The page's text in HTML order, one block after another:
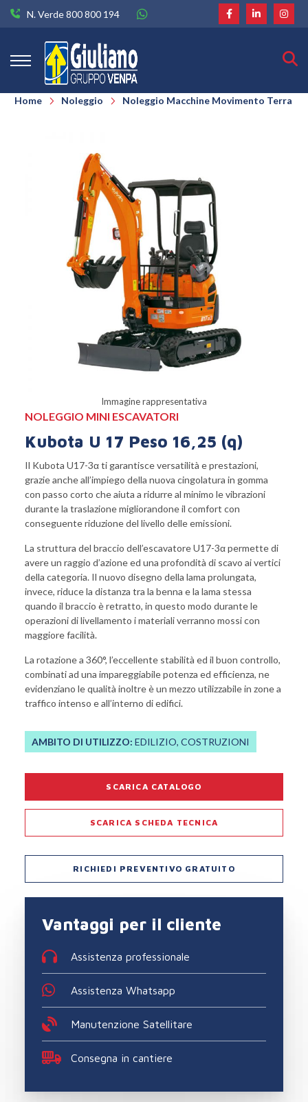
N. Verde 800 800 194
Home Noleggio Noleggio Macchine Movimento Terra
Immagine rappresentativa
NOLEGGIO MINI ESCAVATORI
Kubota U 17 Peso 16,25 (q)
Il Kubota U17-3α ti garantisce versatilità e prestazioni,
grazie anche all’impiego della nuova cingolatura in gomma
con passo corto che aiuta a ridurre al minimo le vibrazioni
durante la traslazione migliorandone il comfort con
conseguente riduzione del livello delle emissioni.
La struttura del braccio dell’escavatore U17-3α permette di
avere un raggio d’azione ed una profondità di scavo ai vertici
della categoria. Il nuovo disegno della lama prolungata,
invece, riduce la distanza tra la benna e la lama stessa
quando il braccio è retratto, in questo modo durante le
operazioni di livellamento i materiali verranno mossi con
maggiore facilità.
La rotazione a 360°, l’eccellente stabilità ed il buon controllo,
combinati ad una impareggiabile potenza ed efficienza, ne
evidenziano le qualità inoltre è un mezzo utilizzabile in zone a
traffico intenso e all’interno di edifici.
AMBITO DI UTILIZZO: EDILIZIO, COSTRUZIONI
SCARICA CATALOGO
SCARICA SCHEDA TECNICA
RICHIEDI PREVENTIVO GRATUITO
Vantaggi per il cliente
Assistenza professionale
Assistenza Whatsapp
Manutenzione Satellitare
Consegna in cantiere